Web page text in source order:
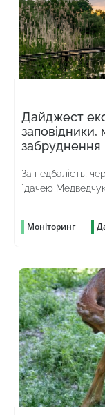
Дайджест
заповідники,
забруднення
За недбалість,
"дачею
Моніторинг